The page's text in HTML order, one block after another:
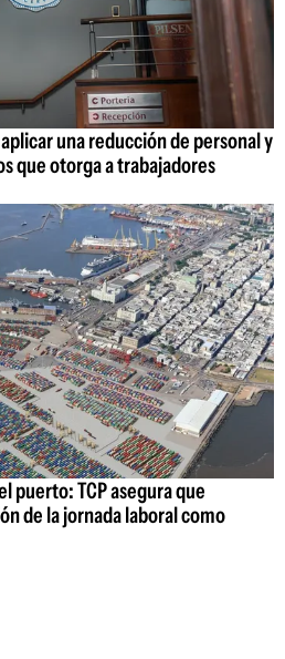
una reducción de personal y
que otorga a trabajadores
puerto: TCP asegura que
de la jornada laboral como